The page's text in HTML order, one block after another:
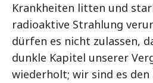
Krankheiten litten und
radioaktive Strahlung
dürfen es nicht zulassen,
dunkle Kapitel unserer
wiederholt; wir sind es